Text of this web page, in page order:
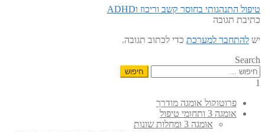
ניווט
הפוסט
הקודם:
טיפול התנהגותי בחוסר קשב וריכוז וADHD
כתיבת תגובה
יש להתחבר למערכת כדי לכתוב תגובה.
Search
חיפוש:
1
פרוטוקול אומגה מודרך
אומגה 3 ותחומי טיפול
אומגה 3 ומחלות שונות